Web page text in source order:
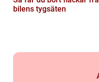
bilens tygsäten